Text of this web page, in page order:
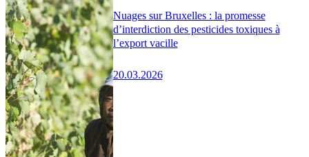
Nuages sur Bruxelles : la promesse
d’interdiction des pesticides toxiques à
l’export vacille
20.03.2026